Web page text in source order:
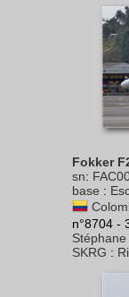
Fokker
sn:
base :
n°8704 -
SKRG :